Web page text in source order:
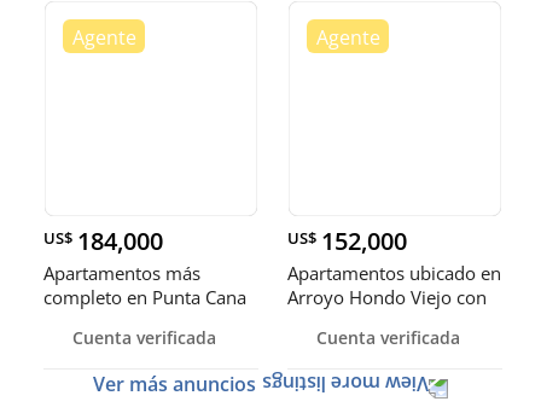
US$ 184,000
Apartamentos más
completo en Punta Cana
Cuenta verificada
US$ 152,000
Apartamentos ubicado en
Arroyo Hondo Viejo con
ocio.Cuenta verificada
Ver más anuncios